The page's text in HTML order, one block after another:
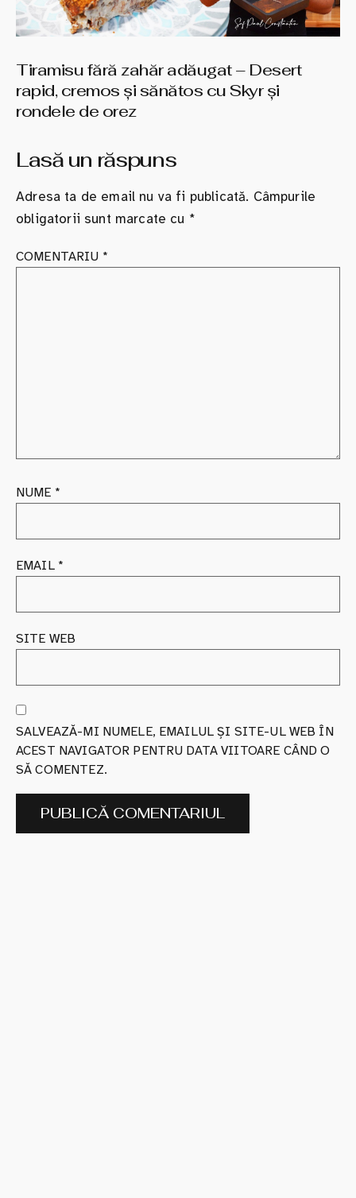
Tiramisu fără zahăr adăugat – Desert
rapid, cremos și sănătos cu Skyr și
rondele de orez
Lasă un răspuns
Adresa ta de email nu va fi publicată. Câmpurile
obligatorii sunt marcate cu *
COMENTARIU *
NUME *
EMAIL *
SITE WEB
SALVEAZĂ-MI NUMELE, EMAILUL ȘI SITE-UL WEB ÎN
ACEST NAVIGATOR PENTRU DATA VIITOARE CÂND O
SĂ COMENTEZ.